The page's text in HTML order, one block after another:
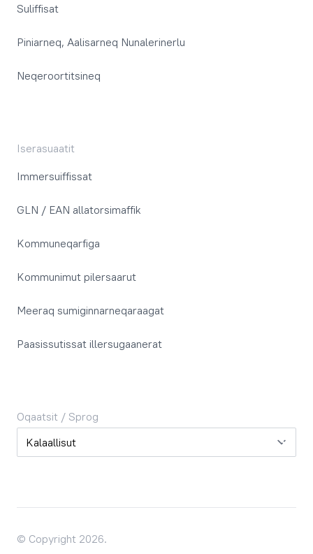
Suliffisat
Piniarneq, Aalisarneq Nunalerinerlu
Neqeroortitsineq
Iserasuaatit
Immersuiffissat
GLN / EAN allatorsimaffik
Kommuneqarfiga
Kommunimut pilersaarut
Meeraq sumiginnarneqaraagat
Paasissutissat illersugaanerat
Oqaatsit / Sprog
Oqaatsit / Sprog
© Copyright 2026.